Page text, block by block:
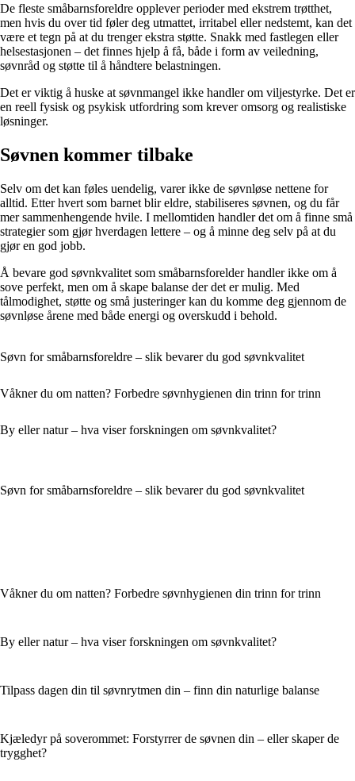
De fleste småbarnsforeldre opplever perioder med ekstrem trøtthet,
men hvis du over tid føler deg utmattet, irritabel eller nedstemt, kan det
være et tegn på at du trenger ekstra støtte. Snakk med fastlegen eller
helsestasjonen – det finnes hjelp å få, både i form av veiledning,
søvnråd og støtte til å håndtere belastningen.
Det er viktig å huske at søvnmangel ikke handler om viljestyrke. Det er
en reell fysisk og psykisk utfordring som krever omsorg og realistiske
løsninger.
Søvnen kommer tilbake
Selv om det kan føles uendelig, varer ikke de søvnløse nettene for
alltid. Etter hvert som barnet blir eldre, stabiliseres søvnen, og du får
mer sammenhengende hvile. I mellomtiden handler det om å finne små
strategier som gjør hverdagen lettere – og å minne deg selv på at du
gjør en god jobb.
Å bevare god søvnkvalitet som småbarnsforelder handler ikke om å
sove perfekt, men om å skape balanse der det er mulig. Med
tålmodighet, støtte og små justeringer kan du komme deg gjennom de
søvnløse årene med både energi og overskudd i behold.
Søvn for småbarnsforeldre – slik bevarer du god søvnkvalitet
Våkner du om natten? Forbedre søvnhygienen din trinn for trinn
By eller natur – hva viser forskningen om søvnkvalitet?
Søvn for småbarnsforeldre – slik bevarer du god søvnkvalitet
Våkner du om natten? Forbedre søvnhygienen din trinn for trinn
By eller natur – hva viser forskningen om søvnkvalitet?
Tilpass dagen din til søvnrytmen din – finn din naturlige balanse
Kjæledyr på soverommet: Forstyrrer de søvnen din – eller skaper de
trygghet?